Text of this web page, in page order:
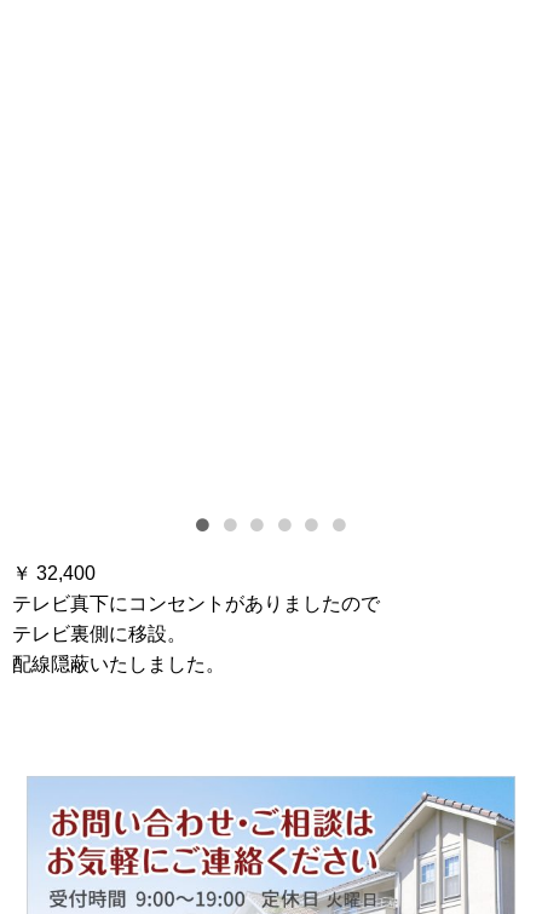
￥ 32,400
テレビ真下にコンセントがありましたので
テレビ裏側に移設。
配線隠蔽いたしました。